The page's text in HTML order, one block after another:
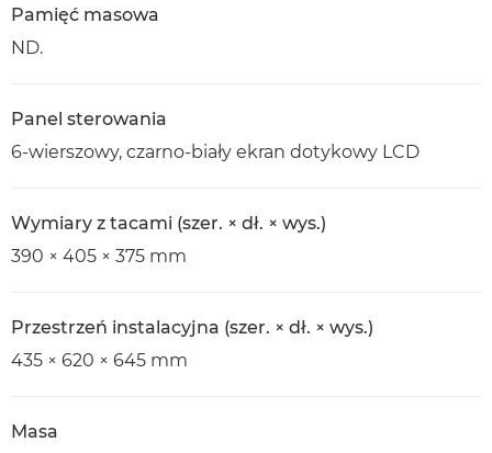
Pamięć masowa
ND.
Panel sterowania
6-wierszowy, czarno-biały ekran dotykowy LCD
Wymiary z tacami (szer. × dł. × wys.)
390 × 405 × 375 mm
Przestrzeń instalacyjna (szer. × dł. × wys.)
435 × 620 × 645 mm
Masa